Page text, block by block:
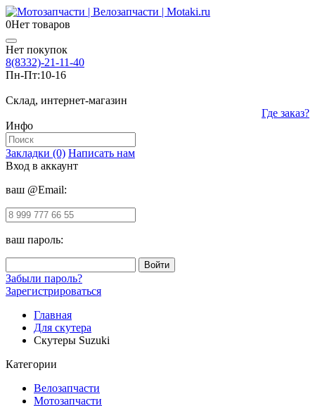
0Нет товаров
Нет покупок
8(8332)-21-11-40
Пн-Пт:10-16
Склад, интернет-магазин
Где заказ?
Инфо
Закладки (0) Написать нам
Вход в аккаунт
ваш @Email:
ваш пароль:
Забыли пароль?
Зарегистрироваться
Главная
Для скутера
Скутеры Suzuki
Категории
Велозапчасти
Мотозапчасти